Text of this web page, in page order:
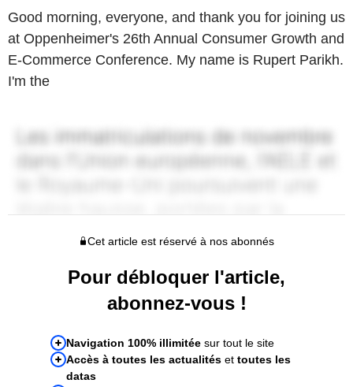
Good morning, everyone, and thank you for joining us
at Oppenheimer's 26th Annual Consumer Growth and
E-Commerce Conference. My name is Rupert Parikh.
I'm the
Cet article est réservé à nos abonnés
Pour débloquer l'article,
abonnez-vous !
Navigation 100% illimitée sur tout le site
Accès à toutes les actualités et toutes les
datas